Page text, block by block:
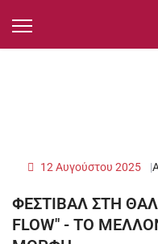
12 Αυγούστου 2025
ΦΕΣΤΙΒΑΛ ΣΤΗ
FLOW" - ΤΟ